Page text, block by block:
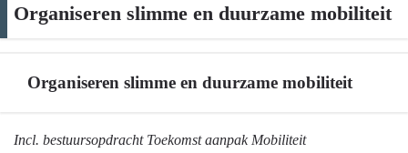
Organiseren slimme en duurzame mobiliteit
Organiseren slimme en duurzame mobiliteit
TerugIncl. bestuursopdracht Toekomst aanpak Mobiliteit